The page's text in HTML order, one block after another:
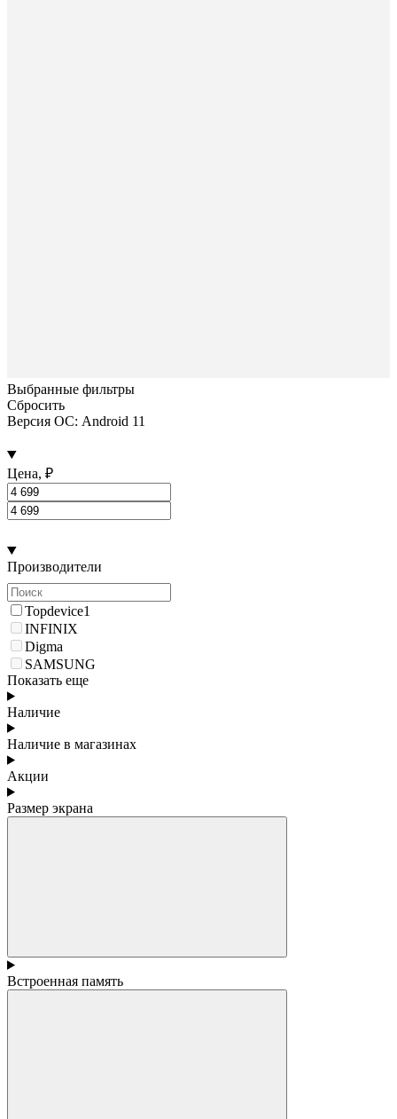
Выбранные фильтры
Сбросить
Версия ОС: Android 11
Цена, ₽
Производители
Topdevice1
INFINIX
Digma
SAMSUNG
Показать еще
Наличие
Наличие в магазинах
Акции
Размер экрана
Встроенная память